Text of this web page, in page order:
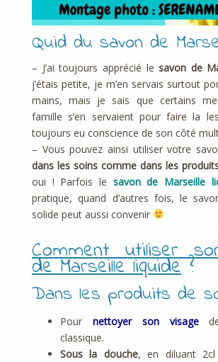
Quid du savon de
– J’ai toujours apprécié lesavon de
j’étais petite, je m’en servais surtout
mains, mais je sais que certains
famille s’en servaient pour faire la
toujours eu conscience de son côté
– Vous pouvez ainsi utiliser votre
dans les soins comme dans les
oui ! Parfois le savon de Marseille
pratique, quand d’autres fois, le
solide peut aussi convenir
Comment utiliser
de Marseille liquide?
Dans les produits de
Pour nettoyer son visage
classique.
Sous la douche, en diluant